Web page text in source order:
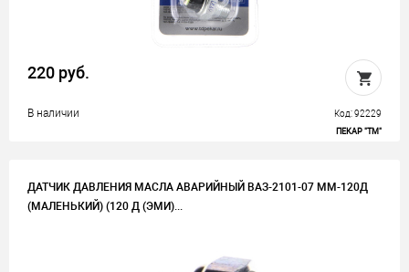
220 руб.
В наличии Код: 92229
ПЕКАР "ТМ"
ДАТЧИК ДАВЛЕНИЯ МАСЛА АВАРИЙНЫЙ ВАЗ-2101-07 ММ-120Д
(МАЛЕНЬКИЙ) (120 Д (ЭМИ)...